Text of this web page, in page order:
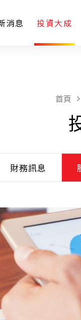
消息 投資大成
首頁
財務訊息